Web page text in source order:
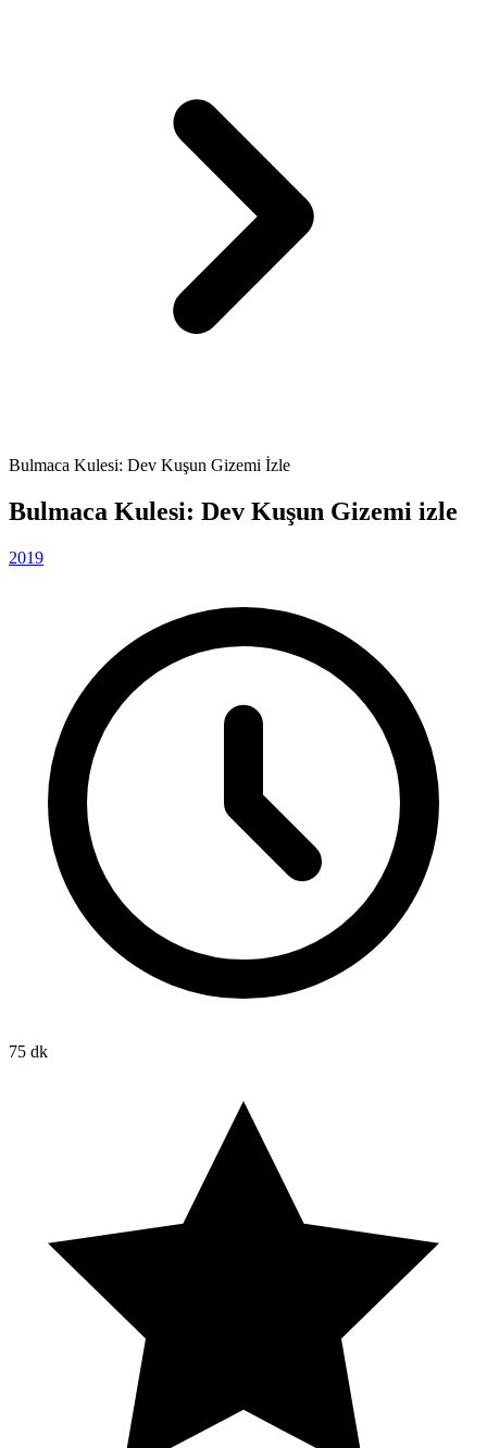
Bulmaca Kulesi: Dev Kuşun Gizemi İzle
Bulmaca Kulesi: Dev Kuşun Gizemi izle
2019
75 dk